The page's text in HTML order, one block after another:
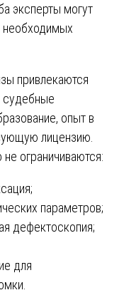
эксперты могут
необходимых
привлекаются
судебные
опыт в
лицензию.
ограничиваются:
параметров;
дефектоскопия;
для